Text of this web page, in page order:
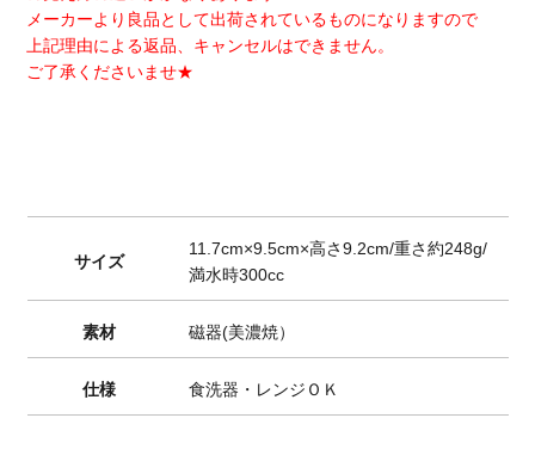
メーカーより良品として出荷されているものになりますので
上記理由による返品、キャンセルはできません。
ご了承くださいませ★
サイズ
11.7cm×9.5cm×高さ9.2cm/重さ約248g/
満水時300cc
素材 磁器(美濃焼）
仕様 食洗器・レンジＯＫ